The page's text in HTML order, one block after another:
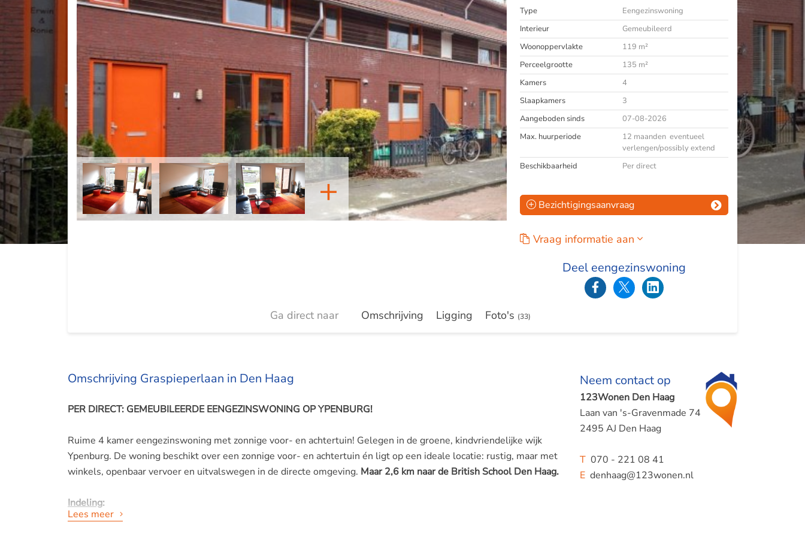
+
Type
Eengezinswoning
Interieur
Gemeubileerd
Woonoppervlakte
119 m²
Perceelgrootte
135 m²
Kamers
4
Slaapkamers
3
Aangeboden sinds
07-08-2026
Max. huurperiode
12 maanden eventueel
verlengen/possibly extend
Beschikbaarheid
Per direct
Bezichtigingsaanvraag
Vraag informatie aan
Deel eengezinswoning
Ga direct naar Omschrijving Ligging Foto's (33)
Omschrijving Graspieperlaan in Den Haag
PER DIRECT: GEMEUBILEERDE EENGEZINSWONING OP YPENBURG!
Ruime 4 kamer eengezinswoning met zonnige voor- en achtertuin! Gelegen in de groene, kindvriendelijke wijk
Ypenburg. De woning beschikt over een zonnige voor- en achtertuin én ligt op een ideale locatie: rustig, maar met
winkels, openbaar vervoer en uitvalswegen in de directe omgeving. Maar 2,6 km naar de British School Den Haag.
Indeling:
Lees meer
Neem contact op
123Wonen Den Haag
Laan van 's-Gravenmade 74
2495 AJ Den Haag
T070 - 221 08 41
Edenhaag@123wonen.nl